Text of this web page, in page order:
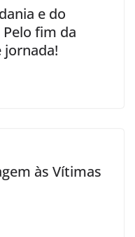
e do
fim da
jornada!
às Vítimas